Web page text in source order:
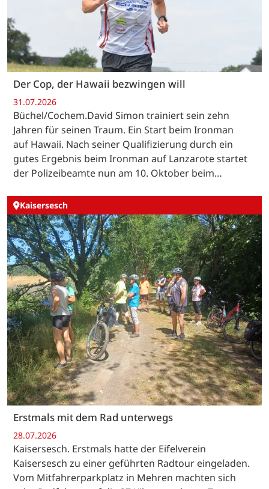
Der Cop, der Hawaii bezwingen will
31.07.2026
Büchel/Cochem.David Simon trainiert sein zehn
Jahren für seinen Traum. Ein Start beim Ironman
auf Hawaii. Nach seiner Qualifizierung durch ein
gutes Ergebnis beim Ironman auf Lanzarote startet
der Polizeibeamte nun am 10. Oktober beim…
Kaisersesch
Erstmals mit dem Rad unterwegs
28.07.2026
Kaisersesch. Erstmals hatte der Eifelverein
Kaisersesch zu einer geführten Radtour eingeladen.
Vom Mitfahrerparkplatz in Mehren machten sich